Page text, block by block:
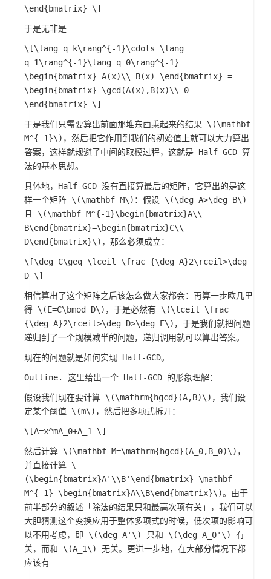
\end{bmatrix} \]
于是无非是
\[\lang q_k\rang^{-1}\cdots \lang
q_1\rang^{-1}\lang q_0\rang^{-1}
\begin{bmatrix} A(x)\\ B(x) \end{bmatrix} =
\begin{bmatrix} \gcd(A(x),B(x)\\ 0
\end{bmatrix} \]
于是我们只需要算出前面那堆东西乘起来的结果 \(\mathbf
M^{-1}\) ，然后把它作用到我们的初始值上就可以大力算出
答案，这样就规避了中间的取模过程，这就是 Half-GCD 算
法的基本思想。
具体地，Half-GCD 没有直接算最后的矩阵，它算出的是这
样一个矩阵 \(\mathbf M\) ：假设 \(\deg A>\deg B\)
且 \(\mathbf M^{-1}\begin{bmatrix}A\\
B\end{bmatrix}=\begin{bmatrix}C\\
D\end{bmatrix}\) ，那么必须成立：
\[\deg C\geq \lceil \frac {\deg A}2\rceil>\deg
D \]
相信算出了这个矩阵之后该怎么做大家都会：再算一步欧几里
得 \(E=C\bmod D\) ，于是必然有 \(\lceil \frac
{\deg A}2\rceil>\deg D>\deg E\) ，于是我们就把问题
递归到了一个规模减半的问题，递归调用就可以算出答案。
现在的问题就是如何实现 Half-GCD。
Outline. 这里给出一个 Half-GCD 的形象理解：
假设我们现在要计算 \(\mathrm{hgcd}(A,B)\) ，我们设
定某个阈值 \(m\) ，然后把多项式拆开：
\[A=x^mA_0+A_1 \]
然后计算 \(\mathbf M=\mathrm{hgcd}(A_0,B_0)\) ，
并直接计算 \
(\begin{bmatrix}A'\\B'\end{bmatrix}=\mathbf
M^{-1} \begin{bmatrix}A\\B\end{bmatrix}\)。由于
前半部分的叙述「除法的结果只和最高次项有关」，我们可以
大胆猜测这个变换应用于整体多项式的时候，低次项的影响可
以不用考虑，即 \(\deg A'\) 只和 \(\deg A_0'\)
有
关，而和 \(A_1\)
无关。更进一步地，在大部分情况下都
应该有